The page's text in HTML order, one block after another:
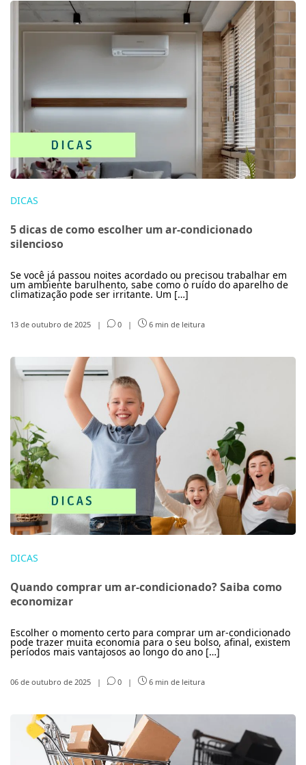
DICAS
5 dicas de como escolher um ar-condicionado
silencioso
Se você já passou noites acordado ou precisou trabalhar em
um ambiente barulhento, sabe como o ruído do aparelho de
climatização pode ser irritante. Um […]
13 de outubro de 2025 | 0 | 6 min de leitura
DICAS
Quando comprar um ar-condicionado? Saiba como
economizar
Escolher o momento certo para comprar um ar-condicionado
pode trazer muita economia para o seu bolso, afinal, existem
períodos mais vantajosos ao longo do ano […]
06 de outubro de 2025 | 0 | 6 min de leitura